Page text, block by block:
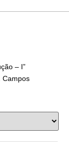
– I”
Campos